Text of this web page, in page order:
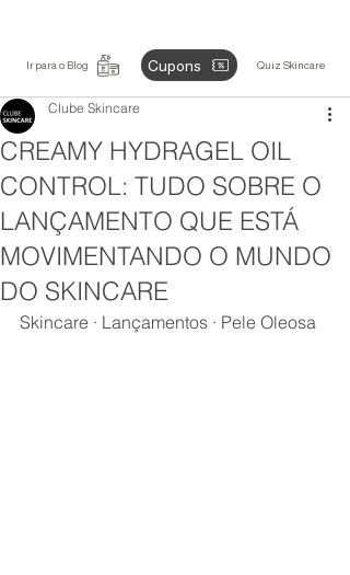
Ir para o Blog Cupons Quiz Skincare
CREAMY HYDRAGEL OIL
CONTROL: TUDO SOBRE O
LANÇAMENTO QUE ESTÁ
MOVIMENTANDO O MUNDO
DO SKINCARE
Clube Skincare
Skincare · Lançamentos · Pele Oleosa